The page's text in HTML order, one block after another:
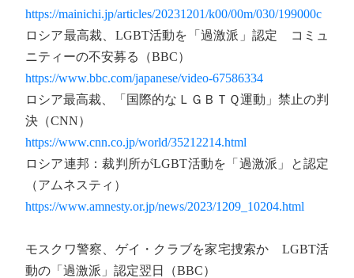
https://mainichi.jp/articles/20231201/k00/00m/030/199000c
ロシア最高裁、LGBT活動を「過激派」認定 コミュ
ニティーの不安募る（BBC）
https://www.bbc.com/japanese/video-67586334
ロシア最高裁、「国際的なＬＧＢＴＱ運動」禁止の判
決（CNN）
https://www.cnn.co.jp/world/35212214.html
ロシア連邦：裁判所がLGBT活動を「過激派」と認定
（アムネスティ）
https://www.amnesty.or.jp/news/2023/1209_10204.html
モスクワ警察、ゲイ・クラブを家宅捜索か LGBT活
動の「過激派」認定翌日（BBC）